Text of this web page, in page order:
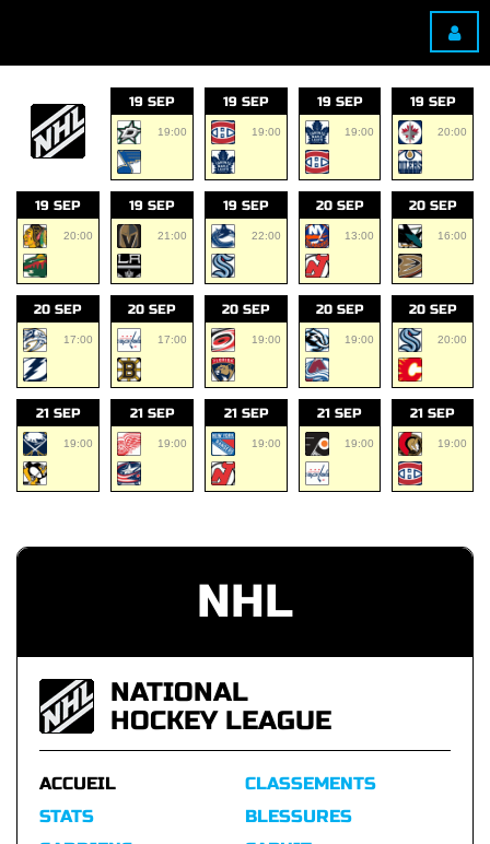
19 SEP
19:00
19 SEP
19:00
19 SEP
19:00
19 SEP
20:00
19 SEP
20:00
19 SEP
21:00
19 SEP
22:00
20 SEP
13:00
20 SEP
16:00
20 SEP
17:00
20 SEP
17:00
20 SEP
19:00
20 SEP
19:00
20 SEP
20:00
21 SEP
19:00
21 SEP
19:00
21 SEP
19:00
21 SEP
19:00
21 SEP
19:00
NHL
NATIONAL
HOCKEY LEAGUE
ACCUEIL
STATS
CLASSEMENTS
BLESSURES